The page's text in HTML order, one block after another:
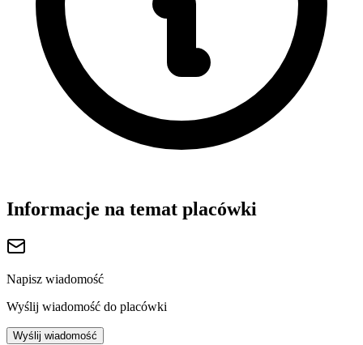
Informacje na temat placówki
Napisz wiadomość
Wyślij wiadomość do placówki
Wyślij wiadomość